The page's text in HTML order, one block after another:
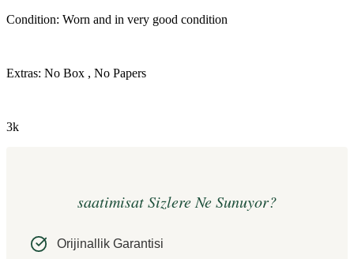
Condition: Worn and in very good condition
Extras: No Box , No Papers
3k
saatimisat Sizlere Ne Sunuyor?
Orijinallik Garantisi